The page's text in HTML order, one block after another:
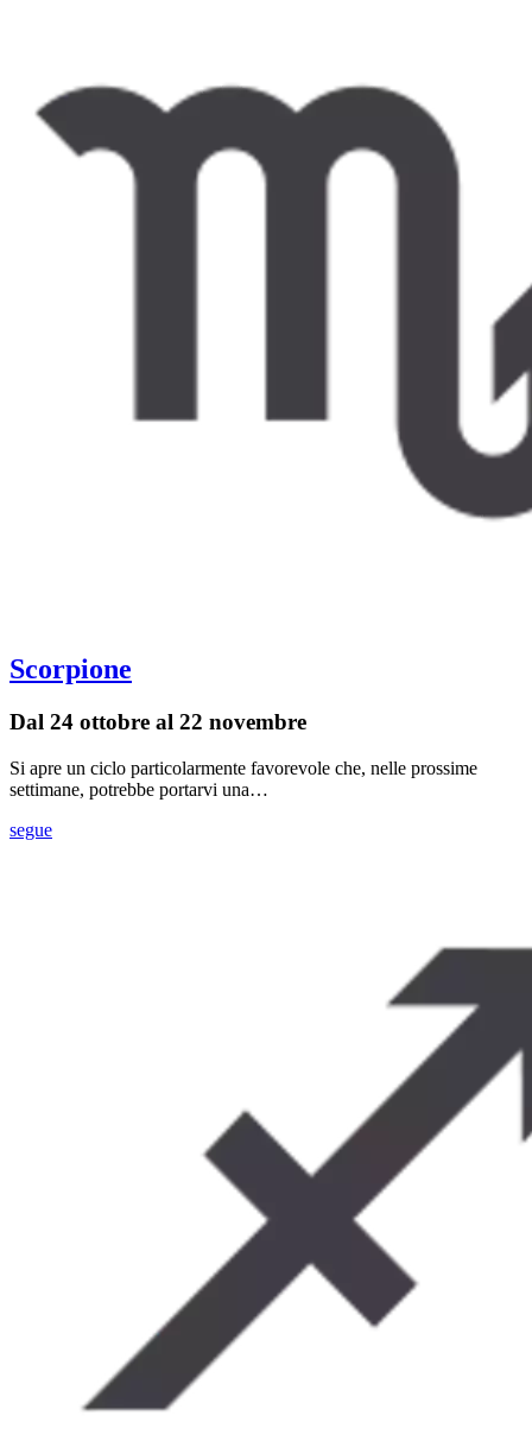
Scorpione
Dal 24 ottobre al 22 novembre
Si apre un ciclo particolarmente favorevole che, nelle prossime
settimane, potrebbe portarvi una…
segue